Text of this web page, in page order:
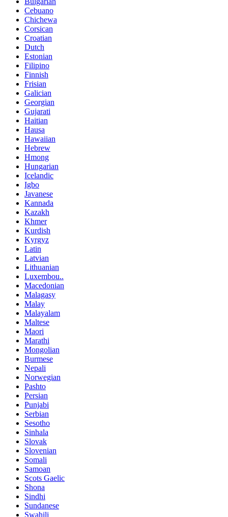
Cebuano
Chichewa
Corsican
Croatian
Dutch
Estonian
Filipino
Finnish
Frisian
Galician
Georgian
Gujarati
Haitian
Hausa
Hawaiian
Hebrew
Hmong
Hungarian
Icelandic
Igbo
Javanese
Kannada
Kazakh
Khmer
Kurdish
Kyrgyz
Latin
Latvian
Lithuanian
Luxembou..
Macedonian
Malagasy
Malay
Malayalam
Maltese
Maori
Marathi
Mongolian
Burmese
Nepali
Norwegian
Pashto
Persian
Punjabi
Serbian
Sesotho
Sinhala
Slovak
Slovenian
Somali
Samoan
Scots Gaelic
Shona
Sindhi
Sundanese
Swahili